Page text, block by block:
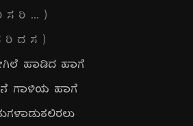
ಸ ರಿ ... )
ರಿ ದ ಸ )
ಹಾಡಿದ ಹಾಗೆ
ಗಾಳಿಯ ಹಾಗೆ